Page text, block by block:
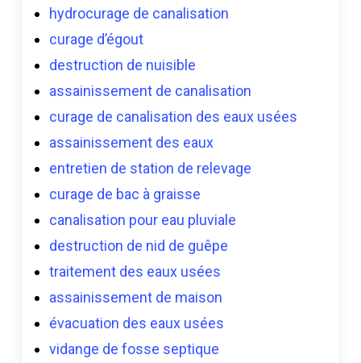
hydrocurage de canalisation
curage d’égout
destruction de nuisible
assainissement de canalisation
curage de canalisation des eaux usées
assainissement des eaux
entretien de station de relevage
curage de bac à graisse
canalisation pour eau pluviale
destruction de nid de guêpe
traitement des eaux usées
assainissement de maison
évacuation des eaux usées
vidange de fosse septique